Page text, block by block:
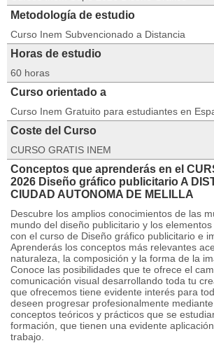
Metodología de estudio
Curso Inem Subvencionado a Distancia
Horas de estudio
60 horas
Curso orientado a
Curso Inem Gratuito para estudiantes en
Coste del Curso
CURSO GRATIS INEM
Conceptos que aprenderás en el
2026 Diseño gráfico publicitario A
CIUDAD AUTONOMA DE MELILLA
Descubre los amplios conocimientos de las
mundo del diseño publicitario y los
con el curso de Diseño gráfico publicitario e
Aprenderás los conceptos más relevantes
naturaleza, la composición y la forma de la
Conoce las posibilidades que te ofrece el
comunicación visual desarrollando toda tu
que ofrecemos tiene evidente interés para
deseen progresar profesionalmente
conceptos teóricos y prácticos que se
formación, que tienen una evidente
trabajo.